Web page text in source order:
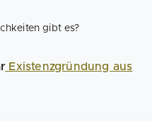
gibt es?
Existenzgründung aus